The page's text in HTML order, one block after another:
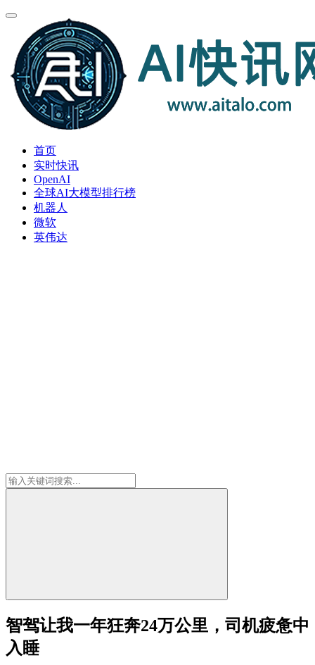
首页
实时快讯
OpenAI
全球AI大模型排行榜
机器人
微软
英伟达
智驾让我一年狂奔24万公里，司机疲惫中
入睡